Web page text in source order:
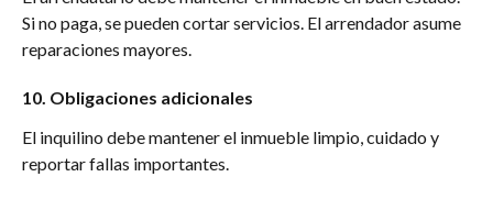
Si no paga, se pueden cortar servicios. El arrendador asume
reparaciones mayores.
10. Obligaciones adicionales
El inquilino debe mantener el inmueble limpio, cuidado y
reportar fallas importantes.